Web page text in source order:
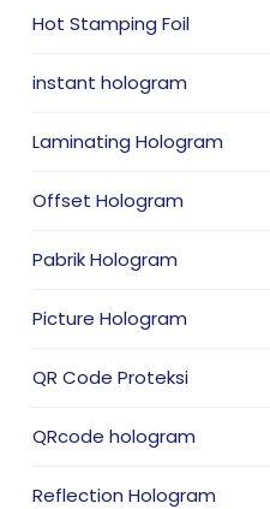
Hot Stamping Foil
instant hologram
Laminating Hologram
Offset Hologram
Pabrik Hologram
Picture Hologram
QR Code Proteksi
QRcode hologram
Reflection Hologram